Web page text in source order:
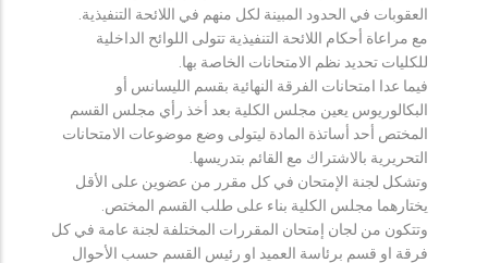
العقوبات في الحدود المبينة لكل منهم في اللائحة التنفيذية.
مع مراعاة أحكام اللائحة التنفيذية تتولى اللوائح الداخلية
للكليات تحديد نظم الامتحانات الخاصة بها.
فيما عدا امتحانات الفرقة النهائية بقسم الليسانس أو
البكالوريوس يعين مجلس الكلية بعد أخذ رأي مجلس القسم
المختص أحد أساتذة المادة ليتولى وضع موضوعات الامتحانات
التحريرية بالاشتراك مع القائم بتدريسها.
وتشكل لجنة الإمتحان في كل مقرر من عضوين على الأقل
يختارهما مجلس الكلية بناء على طلب القسم المختص.
وتتكون من لجان إمتحان المقررات المختلفة لجنة عامة في كل
فرقة او قسم برئاسة العميد او رئيس القسم حسب الأحوال